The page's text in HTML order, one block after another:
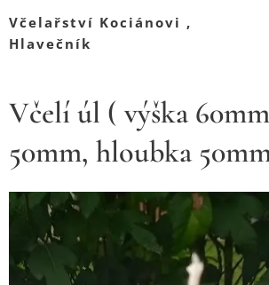
Včelařství Kociánovi ,
Hlavečník
Včelí úl ( výška
50mm, hloubka